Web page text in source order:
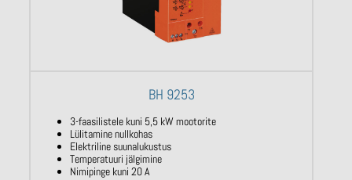
BH 9253
3-faasilistele kuni 5,5 kW mootorite
Lülitamine nullkohas
Elektriline suunalukustus
Temperatuuri jälgimine
Nimipinge kuni 20 A